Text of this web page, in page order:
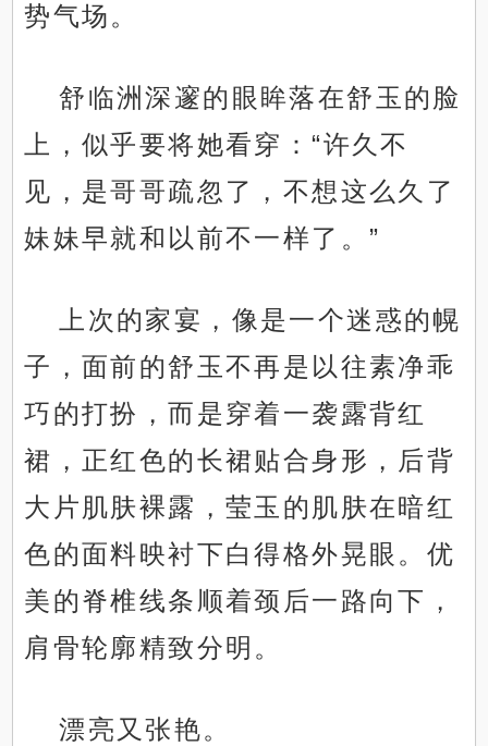
势气场。
舒临洲深邃的眼眸落在舒玉的脸
上，似乎要将她看穿：“许久不
见，是哥哥疏忽了，不想这么久了
妹妹早就和以前不一样了。”
上次的家宴，像是一个迷惑的幌
子，面前的舒玉不再是以往素净乖
巧的打扮，而是穿着一袭露背红
裙，正红色的长裙贴合身形，后背
大片肌肤裸露，莹玉的肌肤在暗红
色的面料映衬下白得格外晃眼。优
美的脊椎线条顺着颈后一路向下，
肩骨轮廓精致分明。
漂亮又张艳。